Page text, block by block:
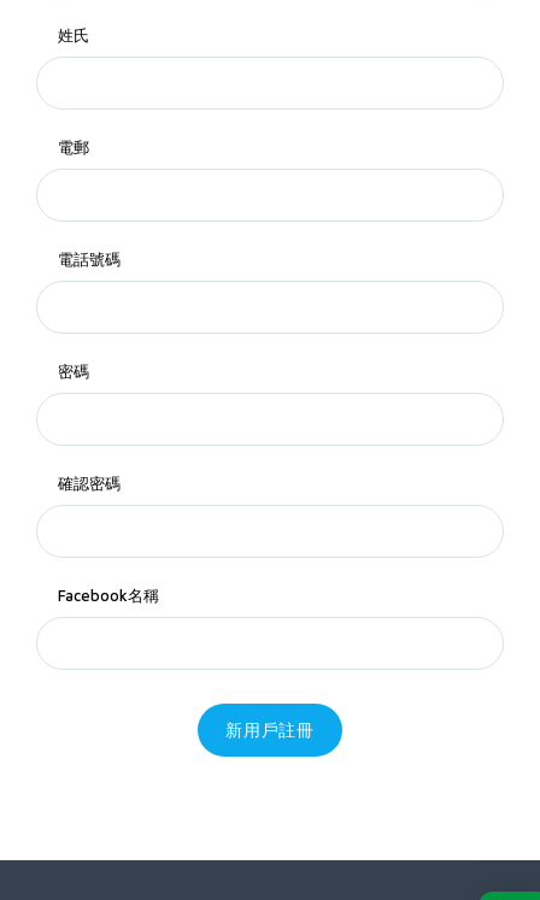
姓氏
電郵
電話號碼
密碼
確認密碼
Facebook名稱
新用戶註冊